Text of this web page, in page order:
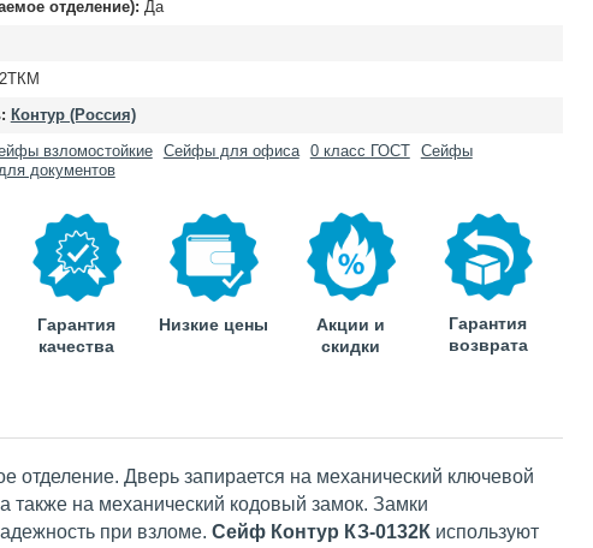
отделение): Да
Контур (Россия)
взломостойкие Сейфы для офиса 0 класс ГОСТ
Сейфы
документов
Гарантия
качества
Низкие цены
Акции и
скидки
Гарантия
возврата
Дверь запирается на механический ключевой
также на механический кодовый замок. Замки
при взломе. Сейф Контур КЗ-0132К используют